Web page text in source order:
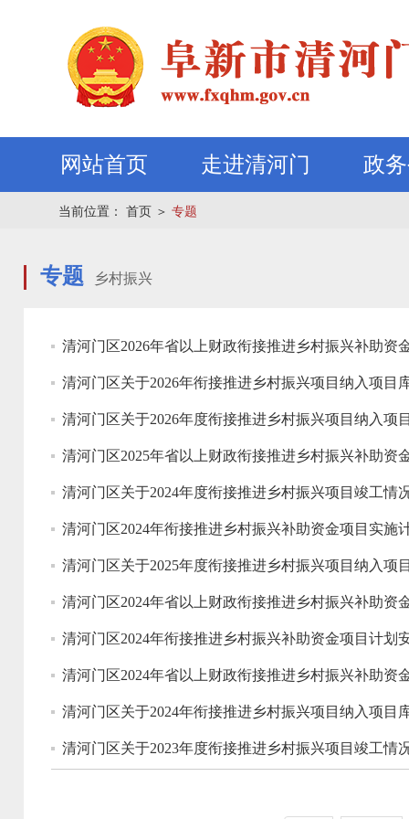
网站首页 走进清河门 政
当前位置： 首页 ＞ 专题
专题 乡村振兴
清河门区2026年省以上财政衔接推进乡村振兴补助资
清河门区关于2026年衔接推进乡村振兴项目纳入项目
清河门区关于2026年度衔接推进乡村振兴项目纳入项
清河门区2025年省以上财政衔接推进乡村振兴补助资
清河门区关于2024年度衔接推进乡村振兴项目竣工情
清河门区2024年衔接推进乡村振兴补助资金项目实施
清河门区关于2025年度衔接推进乡村振兴项目纳入项
清河门区2024年省以上财政衔接推进乡村振兴补助资
清河门区2024年衔接推进乡村振兴补助资金项目计划
清河门区2024年省以上财政衔接推进乡村振兴补助资
清河门区关于2024年衔接推进乡村振兴项目纳入项目
清河门区关于2023年度衔接推进乡村振兴项目竣工情